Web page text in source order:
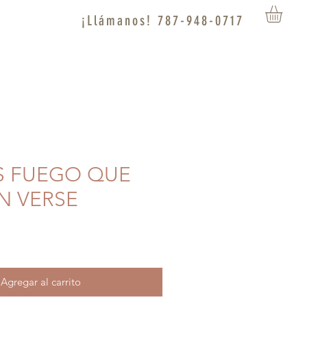
¡Llámanos! 787-948-0717
FUEGO QUE
VERSE
Agregar al carrito